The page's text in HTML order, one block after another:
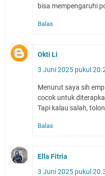
bisa mempengaruhi
Balas
Okti Li
3 Juni 2025 pukul
Menurut saya sih
cocok untuk
Tapi kalau salah,
Balas
Ella Fitria
3 Juni 2025 pukul